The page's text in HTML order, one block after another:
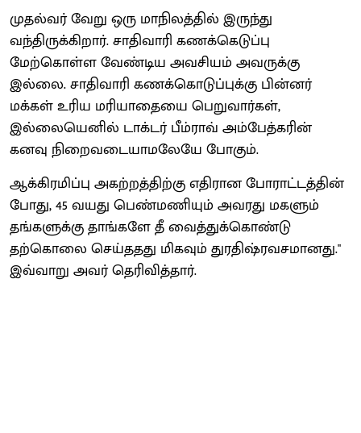
முதல்வர் வேறு ஒரு மாநிலத்தில் இருந்து
வந்திருக்கிறார். சாதிவாரி கணக்கெடுப்பு
மேற்கொள்ள வேண்டிய அவசியம் அவருக்கு
இல்லை. சாதிவாரி கணக்கொடுப்புக்கு பின்னர்
மக்கள் உரிய மரியாதையை பெறுவார்கள்,
இல்லையெனில் டாக்டர் பீம்ராவ் அம்பேத்கரின்
கனவு நிறைவடையாமலேயே போகும்.
ஆக்கிரமிப்பு அகற்றத்திற்கு எதிரான போராட்டத்தின்
போது, 45 வயது பெண்மணியும் அவரது மகளும்
தங்களுக்கு தாங்களே தீ வைத்துக்கொண்டு
தற்கொலை செய்ததது மிகவும் துரதிஷ்ரவசமானது."
இவ்வாறு அவர் தெரிவித்தார்.